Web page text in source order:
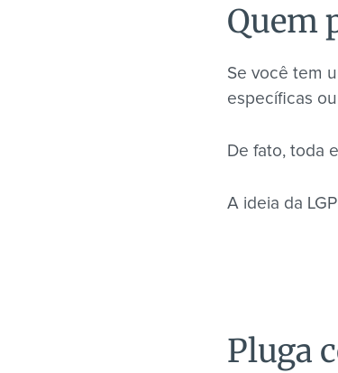
Quem
Se você tem
específicas
De fato, toda
A ideia da
Pluga